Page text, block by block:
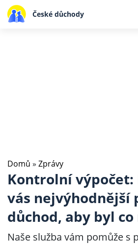
České důchody
Domů » Zprávy
Kontrolní výpočet:
vás nejvýhodnější
důchod, aby byl
Naše služba vám pomůže s